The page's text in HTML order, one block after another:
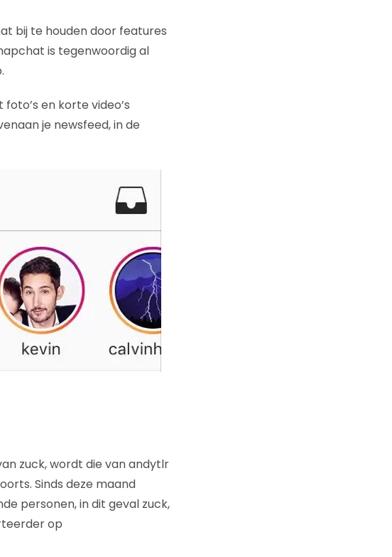
bij te houden door features
is tegenwoordig al
en korte video’s
je newsfeed, in de
zuck, wordt die van andytlr
Sinds deze maand
personen, in dit geval zuck,
op